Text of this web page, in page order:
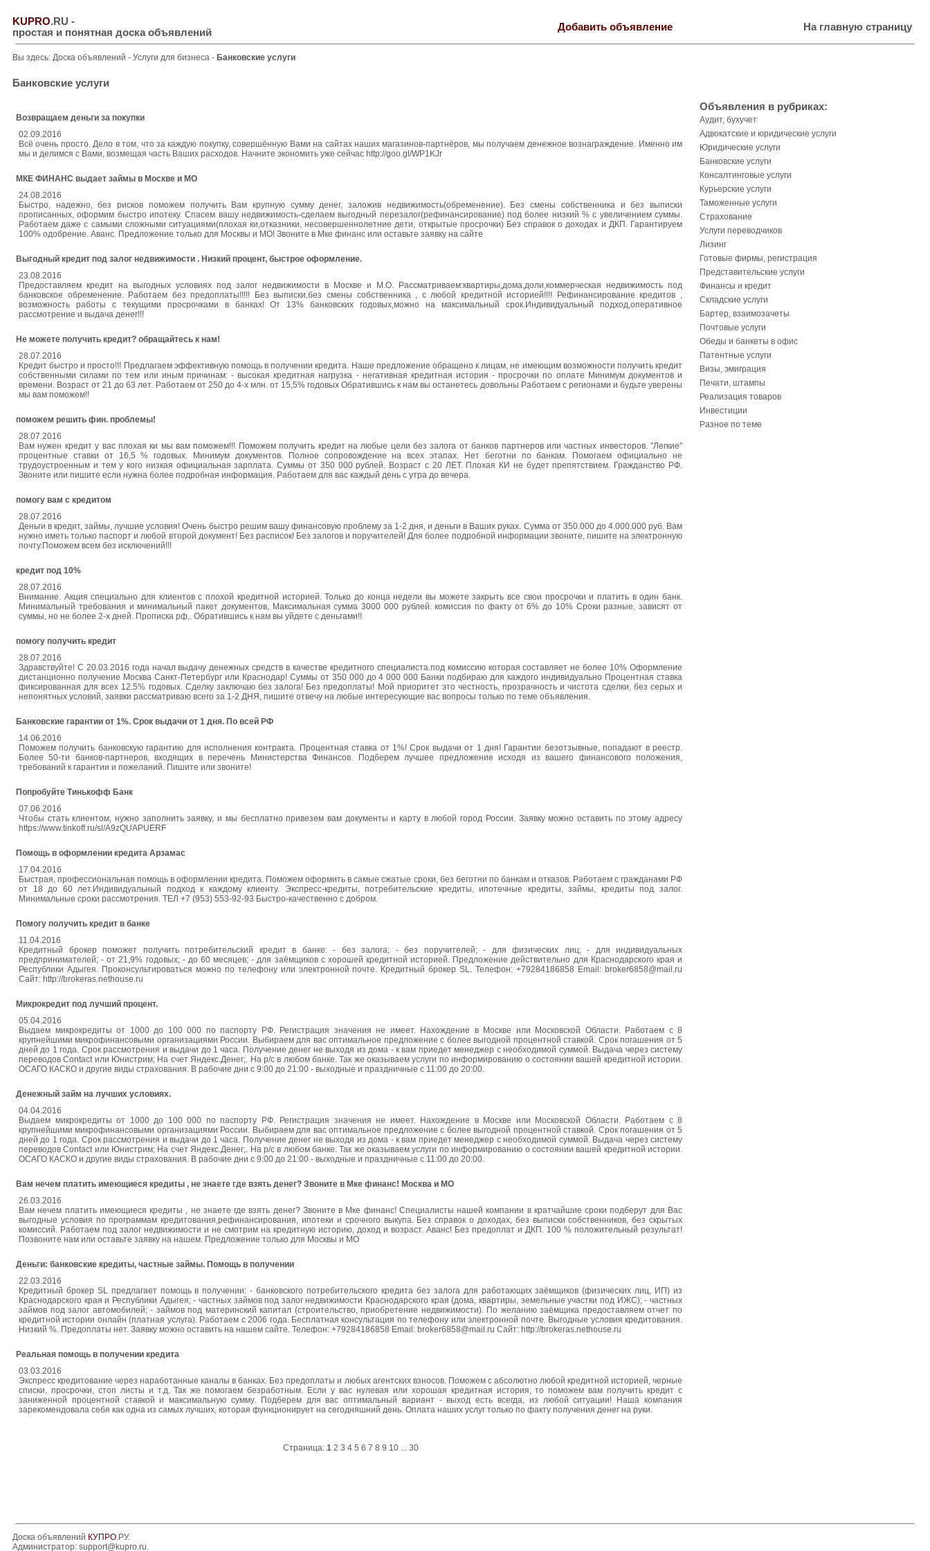
KUPRO.RU -
простая и понятная доска объявлений
Добавить объявление На главную страницу
Вы здесь: Доска объявлений - Услуги для бизнеса - Банковские услуги
Банковские услуги
Возвращаем деньги за покупки
02.09.2016
Всё очень просто. Дело в том, что за каждую покупку, совершённую Вами на сайтах наших магазинов-партнёров, мы получаем денежное вознаграждение. Именно им
мы и делимся с Вами, возмещая часть Ваших расходов. Начните экономить уже сейчас http://goo.gl/WP1KJr
МКЕ ФИНАНС выдает займы в Москве и МО
24.08.2016
Быстро, надежно, без рисков поможем получить Вам крупную сумму денег, заложив недвижимость(обременение). Без смены собственника и без выписки
прописанных, оформим быстро ипотеку. Спасем вашу недвижимость-сделаем выгодный перезалог(рефинансирование) под более низкий % с увеличением суммы.
Работаем даже с самыми сложными ситуациями(плохая ки,отказники, несовершеннолетние дети, открытые просрочки) Без справок о доходах и ДКП. Гарантируем
100% одобрение. Аванс. Предложение только для Москвы и МО! Звоните в Мке финанс или оставьте заявку на сайте
Выгодный кредит под залог недвижимости . Низкий процент, быстрое оформление.
23.08.2016
Предоставляем кредит на выгодных условиях под залог недвижимости в Москве и М.О. Рассматриваем:квартиры,дома,доли,коммерческая недвижимость под
банковское обременение. Работаем без предоплаты!!!!! Без выписки,без смены собственника , с любой кредитной историей!!!! Рефинансирование кредитов ,
возможность работы с текущими просрочками в банках! От 13% банковских годовых,можно на максимальный срок.Индивидуальный подход,оперативное
рассмотрение и выдача денег!!!
Не можете получить кредит? обращайтесь к нам!
28.07.2016
Кредит быстро и просто!!! Предлагаем эффективную помощь в получении кредита. Наше предложение обращено к лицам, не имеющим возможности получить кредит
собственными силами по тем или иным причинам: - высокая кредитная нагрузка - негативная кредитная история - просрочки по оплате Минимум документов и
времени. Возраст от 21 до 63 лет. Работаем от 250 до 4-х млн. от 15,5% годовых Обратившись к нам вы останетесь довольны Работаем с регионами и будьте уверены
мы вам поможем!!
поможем решить фин. проблемы!
28.07.2016
Вам нужен кредит у вас плохая ки мы вам поможем!!! Поможем получить кредит на любые цели без залога от банков партнеров или частных инвесторов. "Легкие"
процентные ставки от 16,5 % годовых. Минимум документов. Полное сопровождение на всех этапах. Нет беготни по банкам. Помогаем официально не
трудоустроенным и тем у кого низкая официальная зарплата. Суммы от 350 000 рублей. Возраст с 20 ЛЕТ. Плохая КИ не будет препятствием. Гражданство РФ.
Звоните или пишите если нужна более подробная информация. Работаем для вас каждый день с утра до вечера.
помогу вам с кредитом
28.07.2016
Деньги в кредит, займы, лучшие условия! Очень быстро решим вашу финансовую проблему за 1-2 дня, и деньги в Ваших руках. Сумма от 350.000 до 4.000.000 руб. Вам
нужно иметь только паспорт и любой второй документ! Без расписок! Без залогов и поручителей! Для более подробной информации звоните, пишите на электронную
почту.Поможем всем без исключений!!!
кредит под 10%
28.07.2016
Внимание. Акция специально для клиентов с плохой кредитной историей. Только до конца недели вы можете закрыть все свои просрочки и платить в один банк.
Минимальный требования и минимальный пакет документов, Максимальная сумма 3000 000 рублей. комиссия по факту от 6% до 10% Сроки разные, зависят от
суммы, но не более 2-х дней. Прописка рф,. Обратившись к нам вы уйдете с деньгами!!
помогу получить кредит
28.07.2016
Здравствуйте! С 20.03.2016 года начал выдачу денежных средств в качестве кредитного специалиста.под комиссию которая составляет не более 10% Оформление
дистанционно получение Москва Санкт-Петербург или Краснодар! Суммы от 350 000 до 4 000 000 Банки подбираю для каждого индивидуально Процентная ставка
фиксированная для всех 12.5% годовых. Сделку заключаю без залога! Без предоплаты! Мой приоритет это честность, прозрачность и чистота сделки, без серых и
непонятных условий, заявки рассматриваю всего за 1-2 ДНЯ, пишите отвечу на любые интересующие вас вопросы только по теме объявления.
Банковские гарантии от 1%. Срок выдачи от 1 дня. По всей РФ
14.06.2016
Поможем получить банковскую гарантию для исполнения контракта. Процентная ставка от 1%! Срок выдачи от 1 дня! Гарантии безотзывные, попадают в реестр.
Более 50-ти банков-партнеров, входящих в перечень Министерства Финансов. Подберем лучшее предложение исходя из вашего финансового положения,
требований к гарантии и пожеланий. Пишите или звоните!
Попробуйте Тинькофф Банк
07.06.2016
Чтобы стать клиентом, нужно заполнить заявку, и мы бесплатно привезем вам документы и карту в любой город России. Заявку можно оставить по этому адресу
https://www.tinkoff.ru/sl/A9zQUAPUERF
Помощь в оформлении кредита Арзамас
17.04.2016
Быстрая, профессиональная помощь в оформлении кредита. Поможем оформить в самые сжатые сроки, без беготни по банкам и отказов. Работаем с гражданами РФ
от 18 до 60 лет.Индивидуальный подход к каждому клиенту. Экспресс-кредиты, потребительские кредиты, ипотечные кредиты, займы, кредиты под залог.
Минимальные сроки рассмотрения. ТЕЛ +7 (953) 553-92-93 Быстро-качественно с добром.
Помогу получить кредит в банке
11.04.2016
Кредитный брокер поможет получить потребительский кредит в банке: - без залога; - без поручителей; - для физических лиц; - для индивидуальных
предпринимателей; - от 21,9% годовых; - до 60 месяцев; - для заёмщиков с хорошей кредитной историей. Предложение действительно для Краснодарского края и
Республики Адыгея. Проконсультироваться можно по телефону или электронной почте. Кредитный брокер SL. Телефон: +79284186858 Email: broker6858@mail.ru
Сайт: http://brokeras.nethouse.ru
Микрокредит под лучший процент.
05.04.2016
Выдаем микрокредиты от 1000 до 100 000 по паспорту РФ. Регистрация значения не имеет. Нахождение в Москве или Московской Области. Работаем с 8
крупнейшими микрофинансовыми организациями России. Выбираем для вас оптимальное предложение с более выгодной процентной ставкой. Срок погашения от 5
дней до 1 года. Срок рассмотрения и выдачи до 1 часа. Получение денег не выходя из дома - к вам приедет менеджер с необходимой суммой. Выдача через систему
переводов Contact или Юнистрим; На счет Яндекс.Денег;. На р/с в любом банке. Так же оказываем услуги по информированию о состоянии вашей кредитной истории.
ОСАГО КАСКО и другие виды страхования. В рабочие дни с 9:00 до 21:00 - выходные и праздничные с 11:00 до 20:00.
Денежный займ на лучших условиях.
04.04.2016
Выдаем микрокредиты от 1000 до 100 000 по паспорту РФ. Регистрация значения не имеет. Нахождение в Москве или Московской Области. Работаем с 8
крупнейшими микрофинансовыми организациями России. Выбираем для вас оптимальное предложение с более выгодной процентной ставкой. Срок погашения от 5
дней до 1 года. Срок рассмотрения и выдачи до 1 часа. Получение денег не выходя из дома - к вам приедет менеджер с необходимой суммой. Выдача через систему
переводов Contact или Юнистрим; На счет Яндекс.Денег;. На р/с в любом банке. Так же оказываем услуги по информированию о состоянии вашей кредитной истории.
ОСАГО КАСКО и другие виды страхования. В рабочие дни с 9:00 до 21:00 - выходные и праздничные с 11:00 до 20:00.
Вам нечем платить имеющиеся кредиты , не знаете где взять денег? Звоните в Мке финанс! Москва и МО
26.03.2016
Вам нечем платить имеющиеся кредиты , не знаете где взять денег? Звоните в Мке финанс! Специалисты нашей компании в кратчайшие сроки подберут для Вас
выгодные условия по программам кредитования,рефинансирования, ипотеки и срочного выкупа. Без справок о доходах, без выписки собственников, без скрытых
комиссий. Работаем под залог недвижимости и не смотрим на кредитную историю, доход и возраст. Аванс! Без предоплат и ДКП. 100 % положительный результат!
Позвоните нам или оставьте заявку на нашем. Предложение только для Москвы и МО
Деньги: банковские кредиты, частные займы. Помощь в получении
22.03.2016
Кредитный брокер SL предлагает помощь в получении: - банковского потребительского кредита без залога для работающих заёмщиков (физических лиц, ИП) из
Краснодарского края и Республики Адыгея; - частных займов под залог недвижимости Краснодарского края (дома, квартиры, земельные участки под ИЖС); - частных
займов под залог автомобилей; - займов под материнский капитал (строительство, приобретение недвижимости). По желанию заёмщика предоставляем отчет по
кредитной истории онлайн (платная услуга). Работаем с 2006 года. Бесплатная консультация по телефону или электронной почте. Выгодные условия кредитования.
Низкий %. Предоплаты нет. Заявку можно оставить на нашем сайте. Телефон: +79284186858 Email: broker6858@mail.ru Сайт: http://brokeras.nethouse.ru
Реальная помощь в получении кредита
03.03.2016
Экспресс кредитование через наработанные каналы в банках. Без предоплаты и любых агентских взносов. Поможем с абсолютно любой кредитной историей, черные
списки, просрочки, стоп листы и т.д. Так же помогаем безработным. Если у вас нулевая или хорошая кредитная история, то поможем вам получить кредит с
заниженной процентной ставкой и максимальную сумму. Подберем для вас оптимальный вариант - выход есть всегда, из любой ситуации! Наша компания
зарекомендовала себя как одна из самых лучших, которая функционирует на сегодняшний день. Оплата наших услуг только по факту получения денег на руки.
Страница: 1 2 3 4 5 6 7 8 9 10... 30
Объявления в рубриках:
Аудит, бухучет
Адвокатские и юридические услуги
Юридические услуги
Банковские услуги
Консалтинговые услуги
Курьерские услуги
Таможенные услуги
Страхование
Услуги переводчиков
Лизинг
Готовые фирмы, регистрация
Представительские услуги
Финансы и кредит
Складские услуги
Бартер, взаимозачеты
Почтовые услуги
Обеды и банкеты в офис
Патентные услуги
Визы, эмиграция
Печати, штампы
Реализация товаров
Инвестиции
Разное по теме
Доска объявлений КУПРО.РУ.
Администратор: support@kupro.ru.